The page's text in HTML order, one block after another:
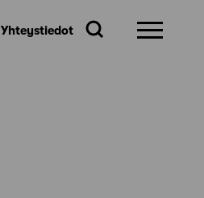
Yhteystiedot